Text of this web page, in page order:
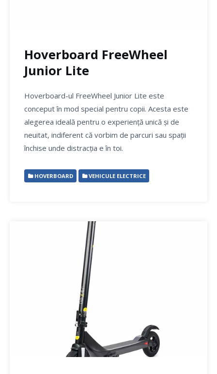
Hoverboard FreeWheel
Junior Lite
Hoverboard-ul FreeWheel Junior Lite este
conceput în mod special pentru copii. Acesta este
alegerea ideală pentru o experiență unică și de
neuitat, indiferent că vorbim de parcuri sau spații
închise unde distracția e în toi.
HOVERBOARD VEHICULE ELECTRICE